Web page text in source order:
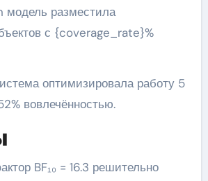
разместила
с {coverage_rate}%
оптимизировала работу 5
вовлечённостью.
BF₁₀ = 16.3 решительно